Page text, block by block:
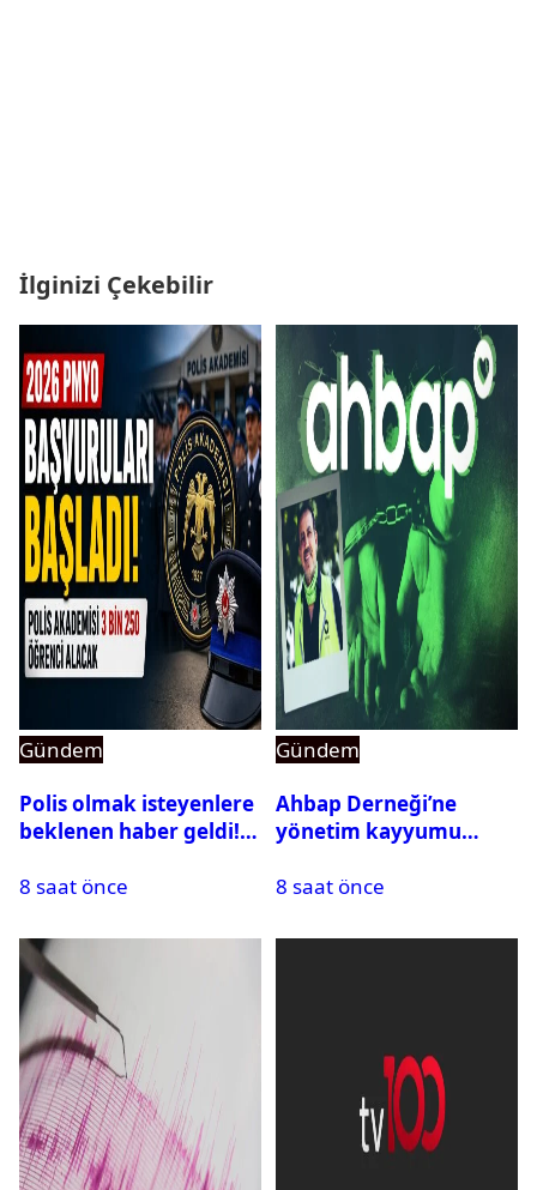
İlginizi Çekebilir
Gündem
Polis olmak isteyenlere
beklenen haber geldi!
8 saat önce
Gündem
Ahbap Derneği’ne
yönetim kayyumu
açıldı
8 saat önce